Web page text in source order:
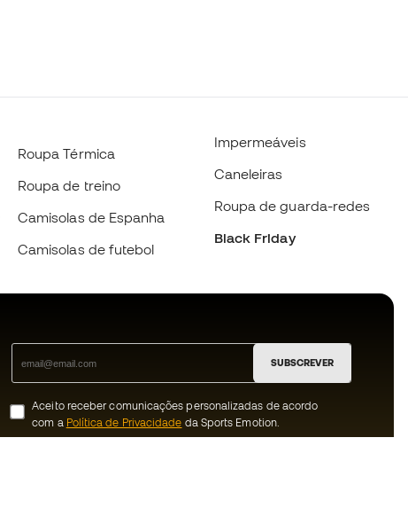
Roupa Térmica
Roupa de treino
Camisolas de Espanha
Camisolas de futebol
Impermeáveis
Caneleiras
Roupa de guarda-redes
Black Friday
SUBSCREVER
Aceito receber comunicações personalizadas de acordo
com a Política de Privacidade da Sports Emotion.